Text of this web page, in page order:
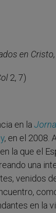
en Cristo,
2, 7)
en la
, en el 2008.
la que el
una
venidos
en la